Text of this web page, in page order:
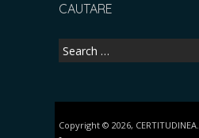
CAUTARE
Search
for:
Copyright © 2026, CERTITUDINEA.